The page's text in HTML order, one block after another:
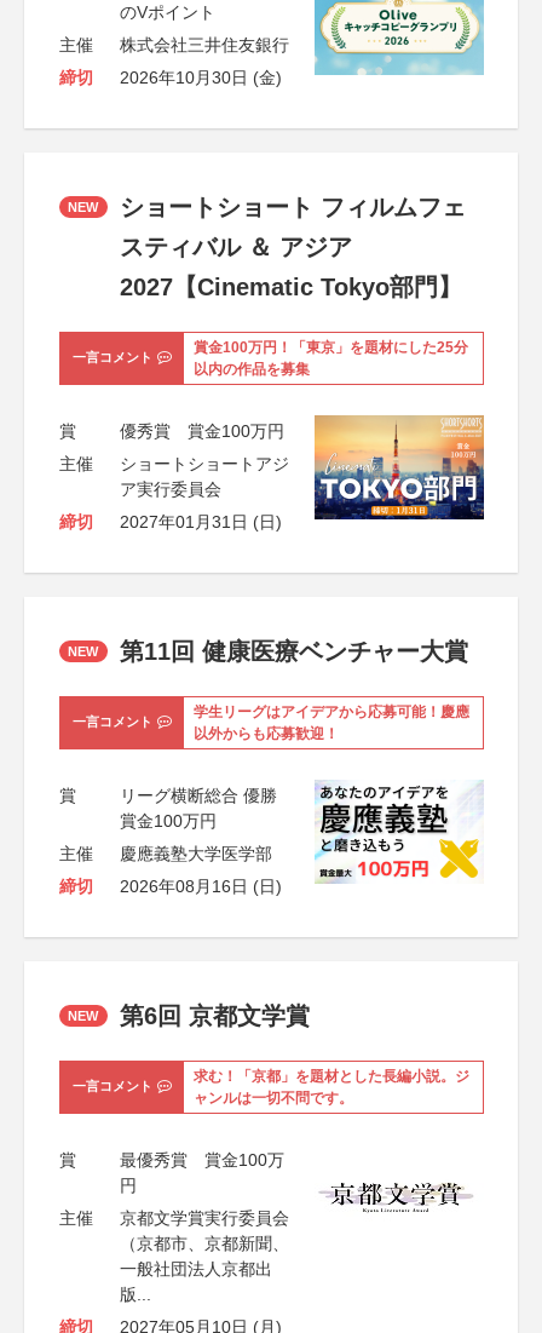
のVポイント
主催
株式会社三井住友銀行
締切
2026年10月30日 (金)
NEW
ショートショート フィルムフェ
スティバル ＆ アジア
2027【Cinematic Tokyo部門】
一言コメント
賞金100万円！「東京」を題材にした25分
以内の作品を募集
賞
優秀賞 賞金100万円
主催
ショートショートアジ
ア実行委員会
締切
2027年01月31日 (日)
NEW 第11回 健康医療ベンチャー大賞
一言コメント
学生リーグはアイデアから応募可能！慶應
以外からも応募歓迎！
賞
リーグ横断総合 優勝
賞金100万円
主催
慶應義塾大学医学部
締切
2026年08月16日 (日)
NEW 第6回 京都文学賞
一言コメント
求む！「京都」を題材とした長編小説。ジ
ャンルは一切不問です。
賞
最優秀賞 賞金100万
円
主催
京都文学賞実行委員会
（京都市、京都新聞、
一般社団法人京都出
版...
締切
2027年05月10日 (月)